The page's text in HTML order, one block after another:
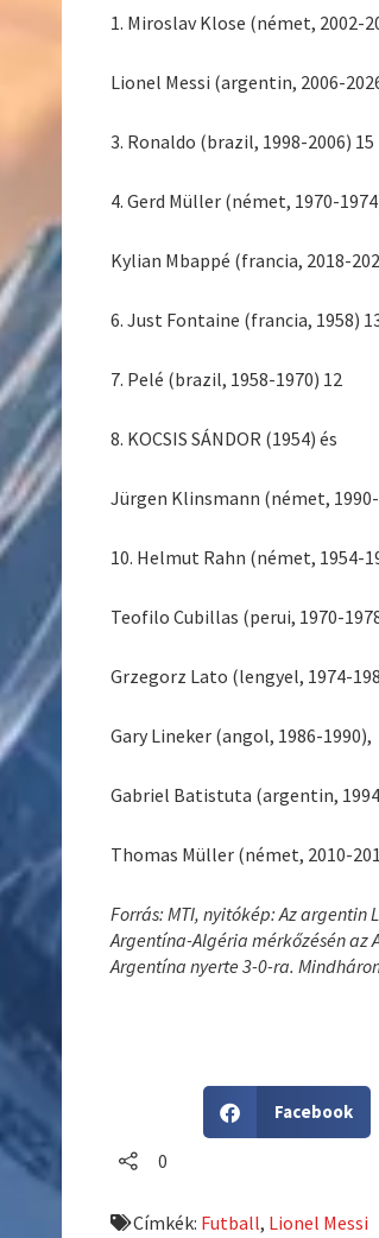
1. Miroslav Klose (német, 2002-
Lionel Messi (argentin, 2006-
3. Ronaldo (brazil, 1998-2006) 15
4. Gerd Müller (német, 1970-
Kylian Mbappé (francia, 2018-
6. Just Fontaine (francia, 1958)
7. Pelé (brazil, 1958-1970) 12
8. KOCSIS SÁNDOR (1954) és
Jürgen Klinsmann (német,
10. Helmut Rahn (német, 1954-
Teofilo Cubillas (perui, 1970-
Grzegorz Lato (lengyel, 1974-
Gary Lineker (angol, 1986-1990),
Gabriel Batistuta (argentin,
Thomas Müller (német, 2010-
Forrás: MTI, nyitókép: Az
Argentína-Algéria mérkőzésén az
Argentína nyerte 3-0-ra.
h
o
Facebook
0
Címkék: Futball, Lionel Messi